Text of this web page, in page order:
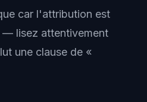
car l'attribution est
— lisez attentivement
une clause de «